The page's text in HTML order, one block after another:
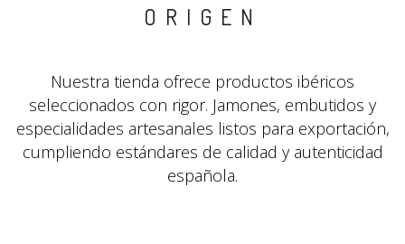
ORIGEN
Nuestra tienda ofrece productos ibéricos
seleccionados con rigor. Jamones, embutidos y
especialidades artesanales listos para exportación,
cumpliendo estándares de calidad y autenticidad
española.